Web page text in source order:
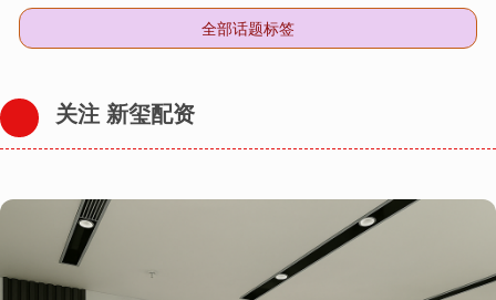
全部话题标签
关注 新玺配资